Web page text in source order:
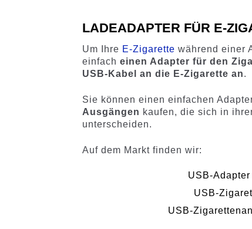
d auf
ewertung
en
auf
en
LADEADAPTER FÜR E-
Um Ihre E-Zigarette während einer
einfacheinen Adapter für den
USB-Kabel an die E-Zigarette an.
Sie können einen einfachen
Ausgängen kaufen, die sich in
unterscheiden.
Auf dem Markt finden wir:
USB-Adapter
USB-
USB-